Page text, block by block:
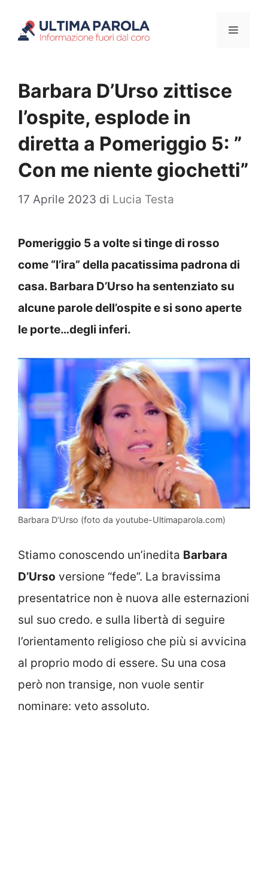
Menu
Barbara D’Urso zittisce
l’ospite, esplode in
diretta a Pomeriggio 5: ”
Con me niente giochetti”
17 Aprile 2023 di Lucia Testa
Pomeriggio 5 a volte si tinge di rosso
come “l’ira” della pacatissima padrona di
casa. Barbara D’Urso ha sentenziato su
alcune parole dell’ospite e si sono aperte
le porte…degli inferi.
Barbara D’Urso (foto da youtube-Ultimaparola.com)
Stiamo conoscendo un’inedita Barbara
D’Urso versione “fede”. La bravissima
presentatrice non è nuova alle esternazioni
sul suo credo. e sulla libertà di seguire
l’orientamento religioso che più si avvicina
al proprio modo di essere. Su una cosa
però non transige, non vuole sentir
nominare: veto assoluto.